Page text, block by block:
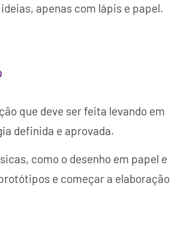
apenas com lápis e papel.
que deve ser feita levando em
definida e aprovada.
como o desenho em papel e
e começar a elaboração